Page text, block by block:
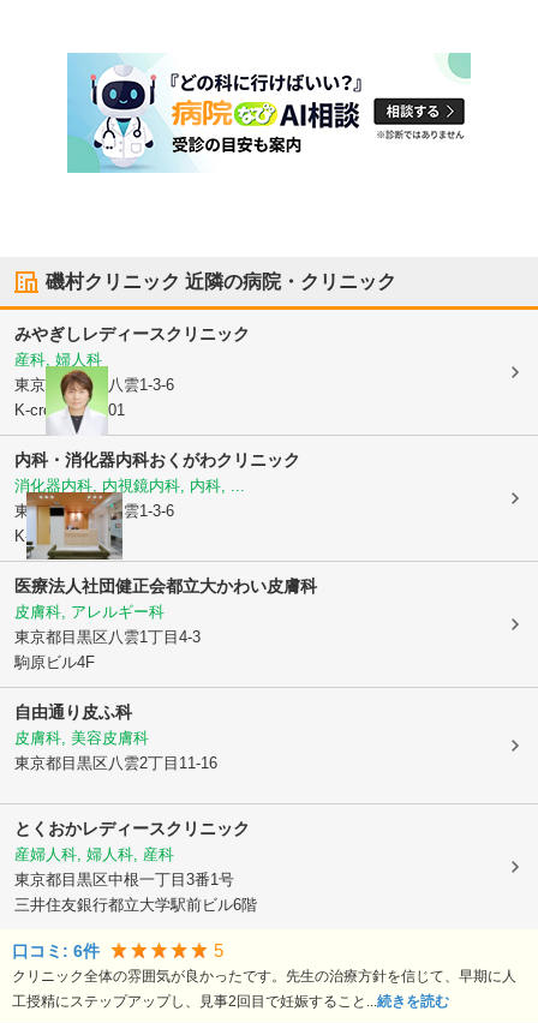
磯村クリニック 近隣の病院・クリニック
みやぎしレディースクリニック
産科, 婦人科
東京都目黒区
八雲1-3-6
K-crossビル301
内科・消化器内科おくがわクリニック
消化器内科, 内視鏡内科, 内科, ...
東京都目黒区八雲1-3-6
K-crossビル2F
医療法人社団健正会都立大かわい皮膚科
皮膚科, アレルギー科
東京都目黒区 八雲1丁目4-3
駒原ビル4F
自由通り皮ふ科
皮膚科, 美容皮膚科
東京都目黒区 八雲2丁目11-16
とくおかレディースクリニック
産婦人科, 婦人科, 産科
東京都目黒区中根一丁目3番1号
三井住友銀行都立大学駅前ビル6階
口コミ: 6件 5
クリニック全体の雰囲気が良かったです。先生の治療方針を信じて、早期に人
工授精にステップアップし、見事2回目で妊娠すること...続きを読む